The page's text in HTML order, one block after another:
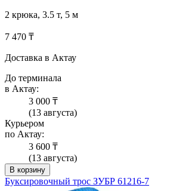
2 крюка, 3.5 т, 5 м
7 470 ₸
Доставка в Актау
До терминала
в Актау:
3 000 ₸
(13 августа)
Курьером
по Актау:
3 600 ₸
(13 августа)
В корзину
Буксировочный трос ЗУБР 61216-7